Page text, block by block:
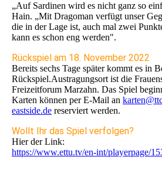
„Auf Sardinen wird es nicht ganz so
Hain. „Mit Dragoman verfügt unser
die in der Lage ist, auch mal zwei
kann es schon eng werden".
Rückspiel am 18. November 2022
Bereits sechs Tage später kommt es in
Rückspiel.Austragungsort ist die
Freizeitforum Marzahn. Das Spiel
Karten können per E-Mail an
eastside.de reserviert werden.
Wollt Ihr das Spiel verfolgen?
Hier der Link:
https://www.ettu.tv/en-int/playerpage/